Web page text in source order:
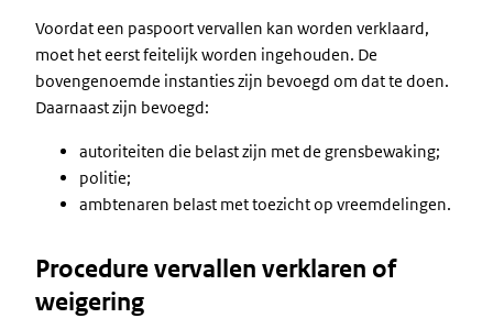
Voordat een paspoort vervallen kan worden verklaard,
moet het eerst feitelijk worden ingehouden. De
bovengenoemde instanties zijn bevoegd om dat te doen.
Daarnaast zijn bevoegd:
autoriteiten die belast zijn met de grensbewaking;
politie;
ambtenaren belast met toezicht op vreemdelingen.
Procedure vervallen verklaren of
weigering